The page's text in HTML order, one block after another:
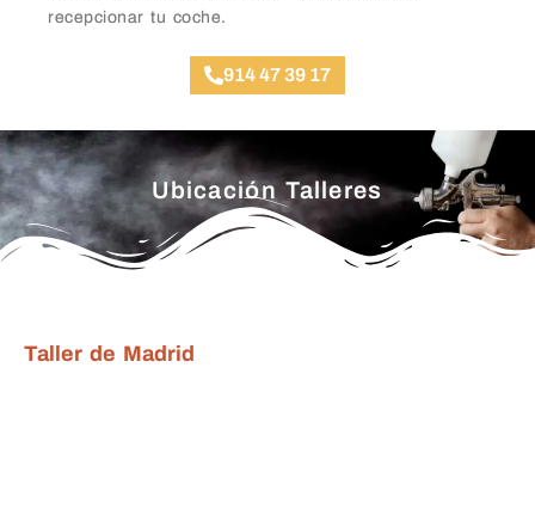
recepcionar tu coche.
914 47 39 17
Ubicación Talleres
Taller de Madrid